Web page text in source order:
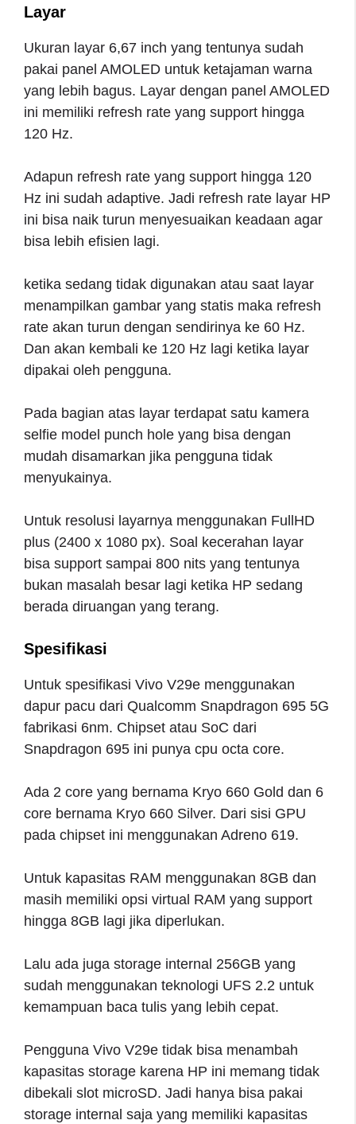
Layar
Ukuran layar 6,67 inch yang tentunya sudah
pakai panel AMOLED untuk ketajaman warna
yang lebih bagus. Layar dengan panel AMOLED
ini memiliki refresh rate yang support hingga
120 Hz.
Adapun refresh rate yang support hingga 120
Hz ini sudah adaptive. Jadi refresh rate layar HP
ini bisa naik turun menyesuaikan keadaan agar
bisa lebih efisien lagi.
ketika sedang tidak digunakan atau saat layar
menampilkan gambar yang statis maka refresh
rate akan turun dengan sendirinya ke 60 Hz.
Dan akan kembali ke 120 Hz lagi ketika layar
dipakai oleh pengguna.
Pada bagian atas layar terdapat satu kamera
selfie model punch hole yang bisa dengan
mudah disamarkan jika pengguna tidak
menyukainya.
Untuk resolusi layarnya menggunakan FullHD
plus (2400 x 1080 px). Soal kecerahan layar
bisa support sampai 800 nits yang tentunya
bukan masalah besar lagi ketika HP sedang
berada diruangan yang terang.
Spesifikasi
Untuk spesifikasi Vivo V29e menggunakan
dapur pacu dari Qualcomm Snapdragon 695 5G
fabrikasi 6nm. Chipset atau SoC dari
Snapdragon 695 ini punya cpu octa core.
Ada 2 core yang bernama Kryo 660 Gold dan 6
core bernama Kryo 660 Silver. Dari sisi GPU
pada chipset ini menggunakan Adreno 619.
Untuk kapasitas RAM menggunakan 8GB dan
masih memiliki opsi virtual RAM yang support
hingga 8GB lagi jika diperlukan.
Lalu ada juga storage internal 256GB yang
sudah menggunakan teknologi UFS 2.2 untuk
kemampuan baca tulis yang lebih cepat.
Pengguna Vivo V29e tidak bisa menambah
kapasitas storage karena HP ini memang tidak
dibekali slot microSD. Jadi hanya bisa pakai
storage internal saja yang memiliki kapasitas